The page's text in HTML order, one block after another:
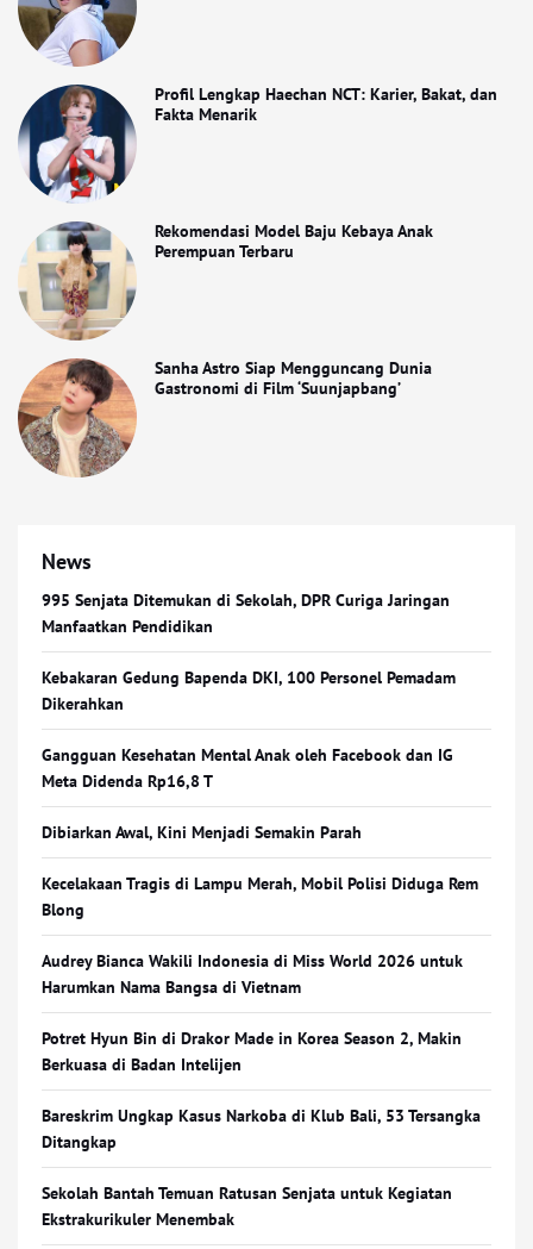
Profil Lengkap Haechan NCT: Karier, Bakat, dan
Fakta Menarik
Rekomendasi Model Baju Kebaya Anak
Perempuan Terbaru
Sanha Astro Siap Mengguncang Dunia
Gastronomi di Film ‘Suunjapbang’
News
995 Senjata Ditemukan di Sekolah, DPR Curiga Jaringan
Manfaatkan Pendidikan
Kebakaran Gedung Bapenda DKI, 100 Personel Pemadam
Dikerahkan
Gangguan Kesehatan Mental Anak oleh Facebook dan IG
Meta Didenda Rp16,8 T
Dibiarkan Awal, Kini Menjadi Semakin Parah
Kecelakaan Tragis di Lampu Merah, Mobil Polisi Diduga Rem
Blong
Audrey Bianca Wakili Indonesia di Miss World 2026 untuk
Harumkan Nama Bangsa di Vietnam
Potret Hyun Bin di Drakor Made in Korea Season 2, Makin
Berkuasa di Badan Intelijen
Bareskrim Ungkap Kasus Narkoba di Klub Bali, 53 Tersangka
Ditangkap
Sekolah Bantah Temuan Ratusan Senjata untuk Kegiatan
Ekstrakurikuler Menembak